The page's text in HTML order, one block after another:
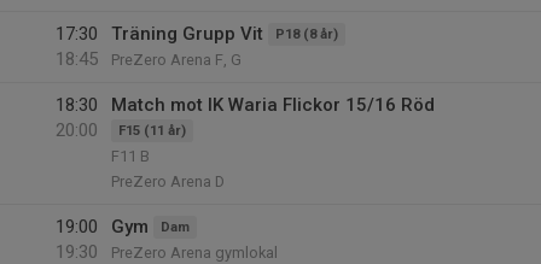
17:30
18:45
Träning Grupp Vit P18 (8 år)
PreZero Arena F, G
18:30
20:00
Match mot IK Waria Flickor 15/16 Röd
F15 (11 år)
F11 B
PreZero Arena D
19:00
19:30
Gym Dam
PreZero Arena gymlokal